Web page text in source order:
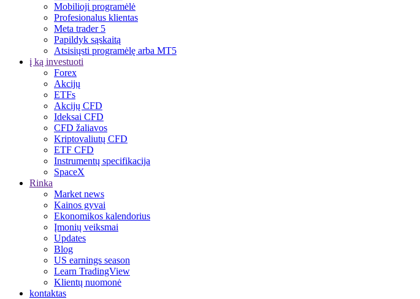
Mobilioji programėlė
Profesionalus klientas
Meta trader 5
Papildyk sąskaitą
Atsisiųsti programėlę arba MT5
į ką investuoti
Forex
Akcijų
ETFs
Akcijų CFD
Ideksai CFD
CFD žaliavos
Kriptovaliutų CFD
ETF CFD
Instrumentų specifikacija
SpaceX
Rinka
Market news
Kainos gyvai
Ekonomikos kalendorius
Įmonių veiksmai
Updates
Blog
US earnings season
Learn TradingView
Klientų nuomonė
kontaktas